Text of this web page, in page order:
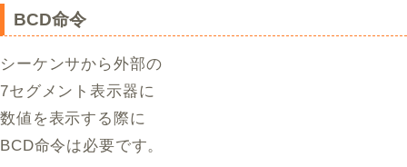
BCD命令
シーケンサから外部の
7セグメント表示器に
数値を表示する際に
BCD命令は必要です。